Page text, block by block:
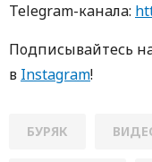
Telegram-кaнaлa:
Пoдписывaйтесь
в Instagram!
БУРЯК